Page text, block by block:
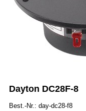
Dayton DC28F-8
Best.-Nr.: day-dc28-f8